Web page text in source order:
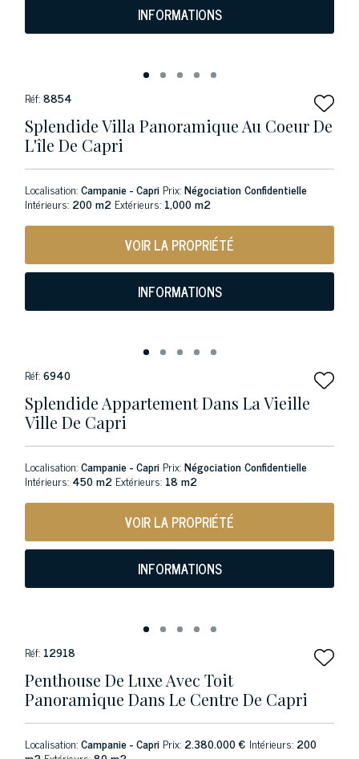
INFORMATIONS
Réf:8854
Splendide Villa Panoramique Au Coeur De
L'île De Capri
Localisation:Campanie - Capri Prix:Négociation Confidentielle
Intérieurs: 200 m2 Extérieurs: 1,000 m2
VOIR LA PROPRIÉTÉ
INFORMATIONS
Réf:6940
Splendide Appartement Dans La Vieille
Ville De Capri
Localisation:Campanie - Capri Prix:Négociation Confidentielle
Intérieurs: 450 m2 Extérieurs: 18 m2
VOIR LA PROPRIÉTÉ
INFORMATIONS
Réf: 12918
Penthouse De Luxe Avec Toit
Panoramique Dans Le Centre De Capri
Localisation:Campanie - Capri Prix: 2.380.000 € Intérieurs: 200